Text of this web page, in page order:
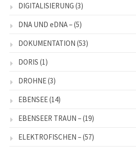
DIGITALISIERUNG (3)
DNA UND eDNA –(5)
DOKUMENTATION (53)
DORIS (1)
DROHNE(3)
EBENSEE(14)
EBENSEER TRAUN –(19)
ELEKTROFISCHEN –(57)